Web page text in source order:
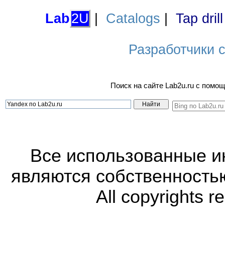
Lab2U Catalogs Tap
Разработчики
Поиск на сайте Lab2u.ru с
Все использованные
являются
All copyrights